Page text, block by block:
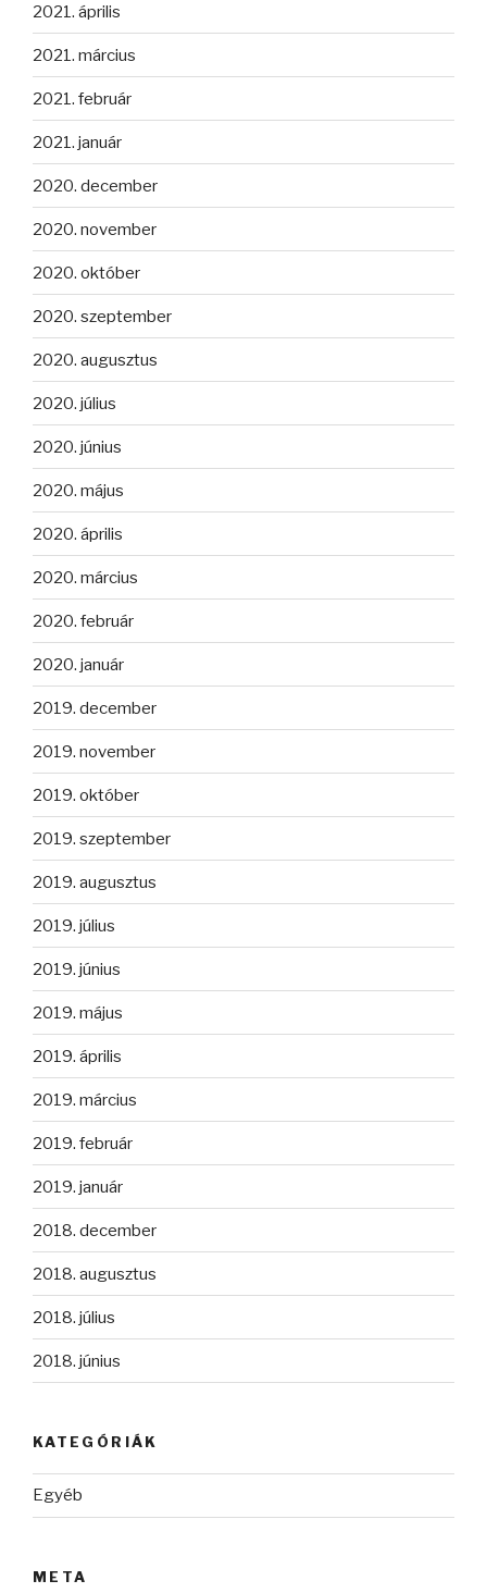
2021. április
2021. március
2021. február
2021. január
2020. december
2020. november
2020. október
2020. szeptember
2020. augusztus
2020. július
2020. június
2020. május
2020. április
2020. március
2020. február
2020. január
2019. december
2019. november
2019. október
2019. szeptember
2019. augusztus
2019. július
2019. június
2019. május
2019. április
2019. március
2019. február
2019. január
2018. december
2018. augusztus
2018. július
2018. június
KATEGÓRIÁK
Egyéb
META